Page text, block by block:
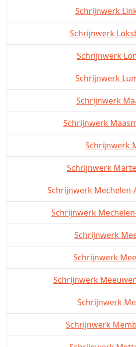
Schrijnwerk
Schrijnwerk
Schrijnwerk
Schrijnwerk
Schrijnwerk
Schrijnwerk
Schrijnwerk
Schrijnwerk
Schrijnwerk Mechelen-
Schrijnwerk
Schrijnwerk
Schrijnwerk
Schrijnwerk
Schrijnwerk
Schrijnwerk